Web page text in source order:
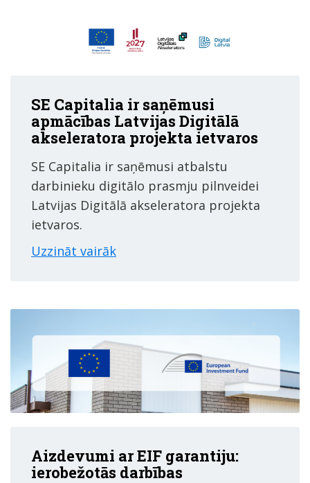
SE Capitalia ir saņēmusi
apmācības Latvijas Digitālā
akseleratora projekta ietvaros
SE Capitalia ir saņēmusi atbalstu
darbinieku digitālo prasmju pilnveidei
Latvijas Digitālā akseleratora projekta
ietvaros.
Uzzināt vairāk
Aizdevumi ar EIF garantiju:
ierobežotās darbības